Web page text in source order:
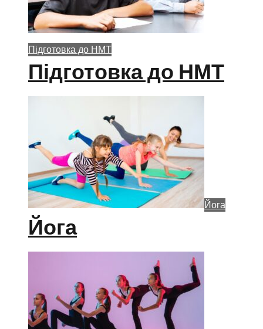
Підготовка до НМТ
Підготовка до НМТ
Йога
Йога